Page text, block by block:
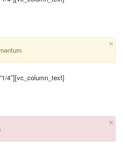
×
4″][vc_column_text]
×